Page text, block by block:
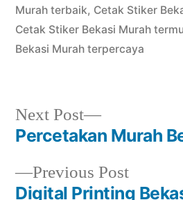
Murah terbaik, Cetak Stiker
Cetak Stiker Bekasi Murah
Bekasi Murah terpercaya
Post
navigation
Previous PostPrevious
post:
Digital Printing
Next Post
Next
post:
Percetakan Murah